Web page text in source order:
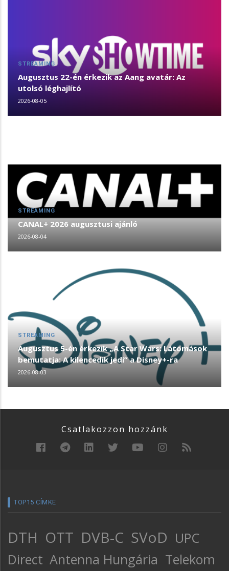
STREAMING
Augusztus 22-én érkezik az Aang avatár: Az
utolsó léghajlító
2026-08-05
STREAMING
CANAL+ 2026 augusztusi ajánló
2026-08-04
STREAMING
Augusztus 5-én érkezik „A Star Wars: Látomások
bemutatja: A kilencedik jedi” a Disney+-ra
2026-08-03
Csatlakozzon hozzánk
TOP15 CÍMKE
DTH OTT DVB-C SVoD UPC
Direct Antenna Hungária Telekom